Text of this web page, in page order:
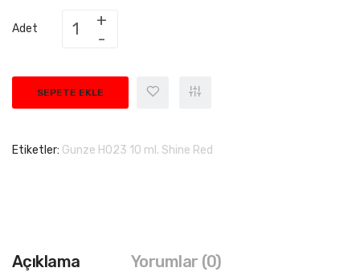
Adet
SEPETE EKLE
Etiketler: Gunze H023 10 ml. Shine Red
Açıklama Yorumlar (0)